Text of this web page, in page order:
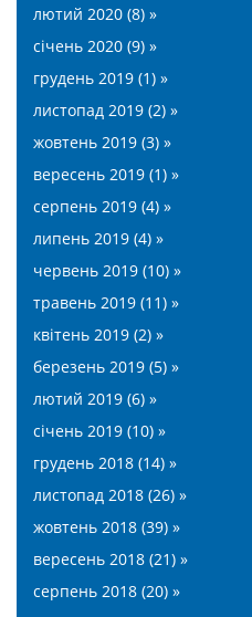
лютий 2020 (8) »
січень 2020 (9) »
грудень 2019 (1) »
листопад 2019 (2) »
жовтень 2019 (3) »
вересень 2019 (1) »
серпень 2019 (4) »
липень 2019 (4) »
червень 2019 (10) »
травень 2019 (11) »
квітень 2019 (2) »
березень 2019 (5) »
лютий 2019 (6) »
січень 2019 (10) »
грудень 2018 (14) »
листопад 2018 (26) »
жовтень 2018 (39) »
вересень 2018 (21) »
серпень 2018 (20) »